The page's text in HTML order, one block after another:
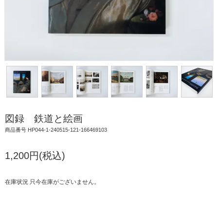
図録 鉄道と絵画
商品番号 HP044-1-240515-121-166469103
1,200円(税込)
在庫状況 只今在庫がございません。